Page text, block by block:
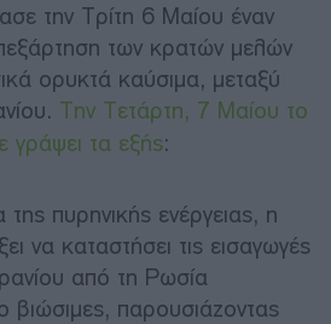
την Τρίτη 6 Μαίου έναν
των κρατών μελών
ορυκτά καύσιμα, μεταξύ
Την Τετάρτη, 7 Μαίου το
γράψει τα εξής:
πυρηνικής ενέργειας, η
να καταστήσει τις εισαγωγές
από τη Ρωσία
βιώσιμες, παρουσιάζοντας